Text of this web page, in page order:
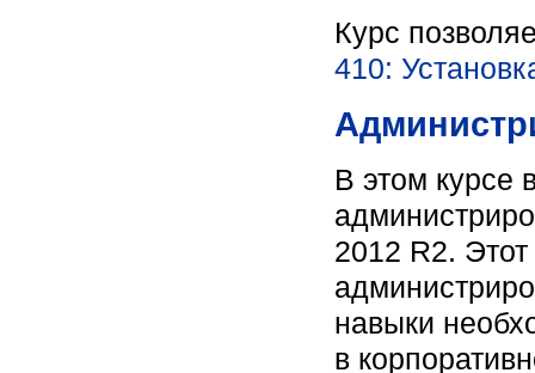
Курс
410:
В этом курсе
2012 R2.
навыки
в